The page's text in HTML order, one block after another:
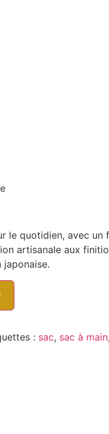
le quotidien, avec
artisanale aux
japonaise.
: sac, sac à main,